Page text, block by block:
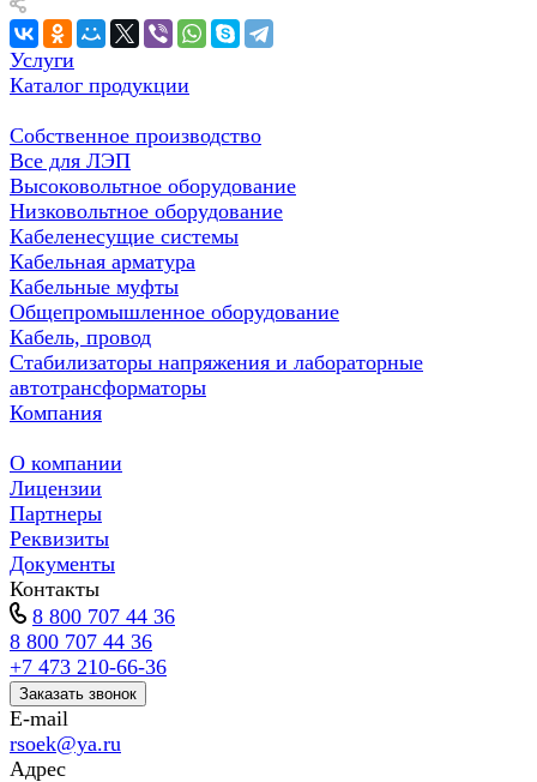
Услуги
Каталог продукции
Собственное производство
Все для ЛЭП
Высоковольтное оборудование
Низковольтное оборудование
Кабеленесущие системы
Кабельная арматура
Кабельные муфты
Общепромышленное оборудование
Кабель, провод
Стабилизаторы напряжения и лабораторные
автотрансформаторы
Компания
О компании
Лицензии
Партнеры
Реквизиты
Документы
Контакты
8 800 707 44 36
8 800 707 44 36
+7 473 210-66-36
Заказать звонок
E-mail
rsoek@ya.ru
Адрес